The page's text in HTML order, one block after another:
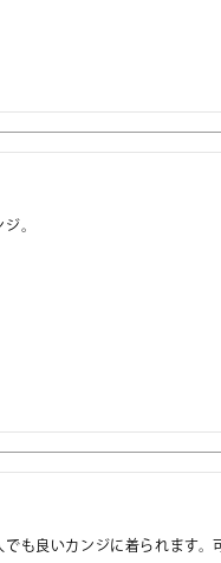
。
も良いカンジに着られます。